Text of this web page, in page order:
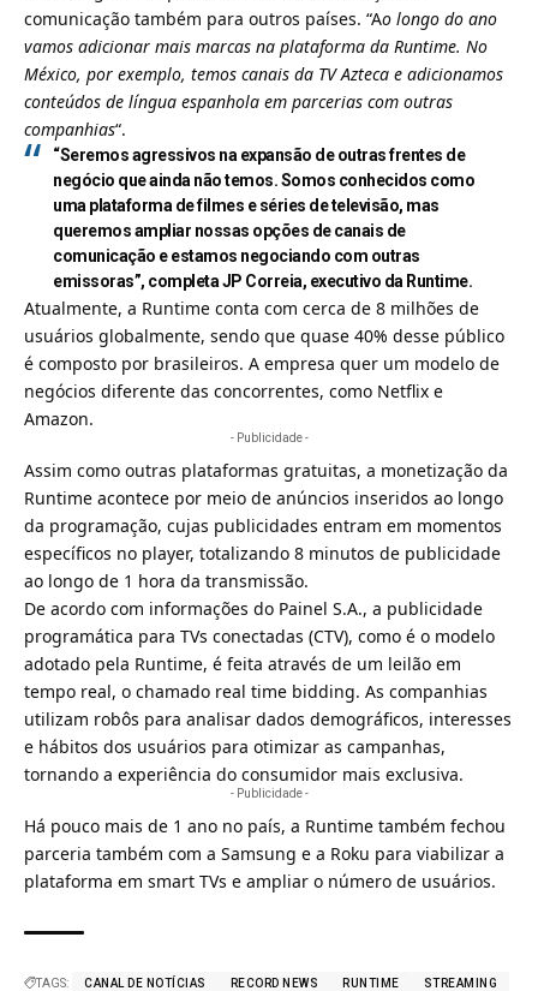
comunicação também para outros países. “Ao longo do ano
vamos adicionar mais marcas na plataforma da Runtime. No
México, por exemplo, temos canais da TV Azteca e adicionamos
conteúdos de língua espanhola em parcerias com outras
companhias“.
“Seremos agressivos na expansão de outras frentes de
negócio que ainda não temos. Somos conhecidos como
uma plataforma de filmes e séries de televisão, mas
queremos ampliar nossas opções de canais de
comunicação e estamos negociando com outras
emissoras”, completa JP Correia, executivo da Runtime.
Atualmente, a Runtime conta com cerca de 8 milhões de
usuários globalmente, sendo que quase 40% desse público
é composto por brasileiros. A empresa quer um modelo de
negócios diferente das concorrentes, como Netflix e
Amazon.
- Publicidade -
Assim como outras plataformas gratuitas, a monetização da
Runtime acontece por meio de anúncios inseridos ao longo
da programação, cujas publicidades entram em momentos
específicos no player, totalizando 8 minutos de publicidade
ao longo de 1 hora da transmissão.
De acordo com informações do Painel S.A., a publicidade
programática para TVs conectadas (CTV), como é o modelo
adotado pela Runtime, é feita através de um leilão em
tempo real, o chamado real time bidding. As companhias
utilizam robôs para analisar dados demográficos, interesses
e hábitos dos usuários para otimizar as campanhas,
tornando a experiência do consumidor mais exclusiva.
- Publicidade -
Há pouco mais de 1 ano no país, a Runtime também fechou
parceria também com a Samsung e a Roku para viabilizar a
plataforma em smart TVs e ampliar o número de usuários.
TAGS: CANAL DE NOTÍCIAS RECORD NEWS RUNTIME STREAMING